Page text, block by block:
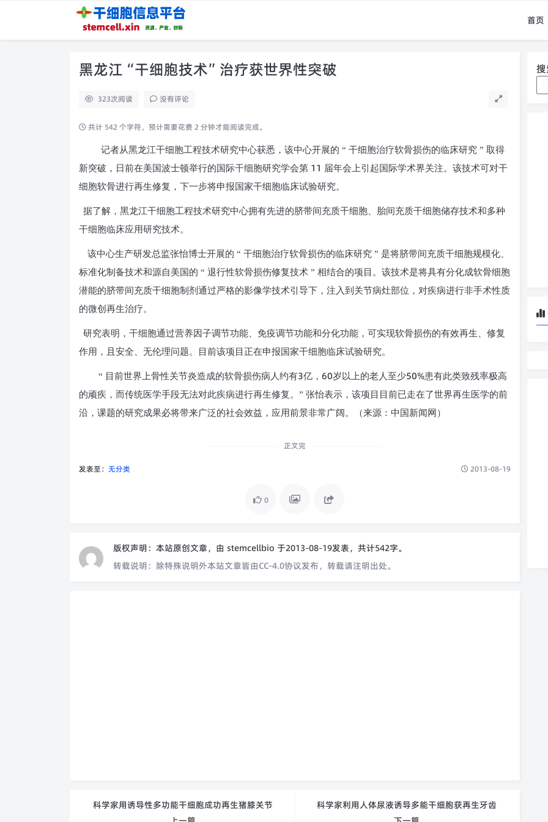
首页
黑龙江“干细胞技术”治疗获世界性突破
323次阅读 没有评论
共计 542 个字符，预计需要花费 2 分钟才能阅读完成。
记者从黑龙江干细胞工程技术研究中心获悉，该中心开展的 “ 干细胞治疗软骨损伤的临床研究 ” 取得
新突破，日前在美国波士顿举行的国际干细胞研究学会第 11 届年会上引起国际学术界关注。该技术可对干
细胞软骨进行再生修复，下一步将申报国家干细胞临床试验研究。
据了解，黑龙江干细胞工程技术研究中心拥有先进的脐带间充质干细胞、胎间充质干细胞储存技术和多种
干细胞临床应用研究技术。
该中心生产研发总监张怡博士开展的 “ 干细胞治疗软骨损伤的临床研究 ” 是将脐带间充质干细胞规模化、
标准化制备技术和源自美国的 “ 退行性软骨损伤修复技术 ” 相结合的项目。该技术是将具有分化成软骨细胞
潜能的脐带间充质干细胞制剂通过严格的影像学技术引导下，注入到关节病灶部位，对疾病进行非手术性质
的微创再生治疗。
研究表明，干细胞通过营养因子调节功能、免疫调节功能和分化功能，可实现软骨损伤的有效再生、修复
作用，且安全、无伦理问题。目前该项目正在申报国家干细胞临床试验研究。
“ 目前世界上骨性关节炎造成的软骨损伤病人约有3亿， 60岁以上的老人至少50%患有此类致残率极高
的顽疾，而传统医学手段无法对此疾病进行再生修复。” 张怡表示，该项目目前已走在了世界再生医学的前
沿，课题的研究成果必将带来广泛的社会效益，应用前景非常广阔。（来源：中国新闻网）
正文完
发表至： 无分类 2013-08-19
0
版权声明： 本站原创文章，由 stemcellbio 于2013-08-19发表，共计542字。
转载说明： 除特殊说明外本站文章皆由CC-4.0协议发布，转载请注明出处。
科学家用诱导性多功能干细胞成功再生猪膝关节
科学家利用人体尿液诱导多能干细胞获再生牙齿